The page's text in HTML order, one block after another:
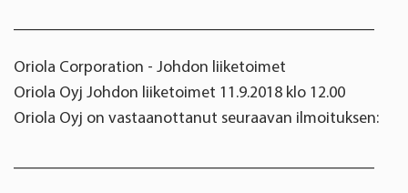
Oriola Corporation - Johdon liiketoimet
Oriola Oyj Johdon liiketoimet 11.9.2018 klo 12.00
Oriola Oyj on vastaanottanut seuraavan ilmoituksen: